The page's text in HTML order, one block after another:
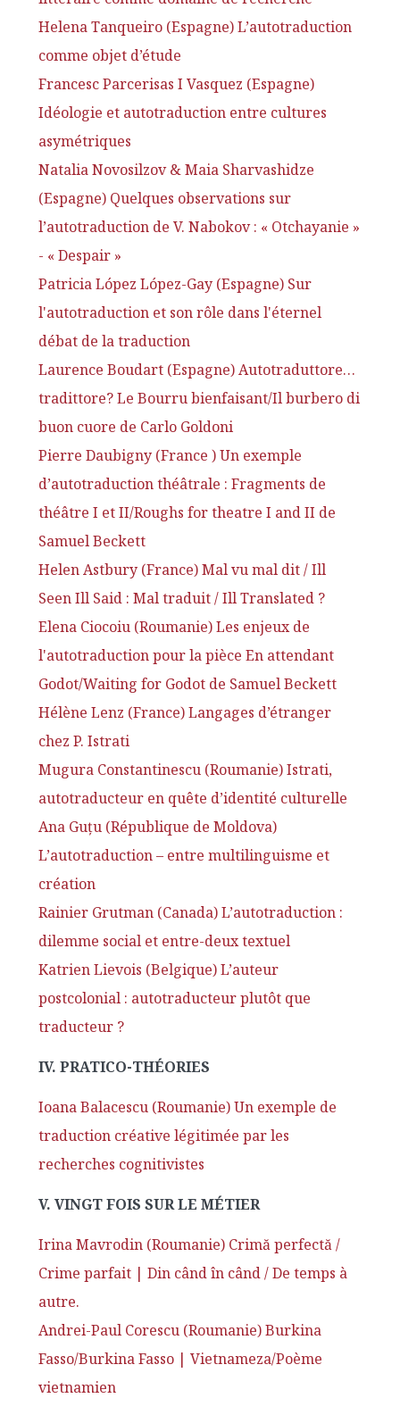
Helena Tanqueiro (Espagne) L’autotraduction
comme objet d’étude
Francesc Parcerisas I Vasquez (Espagne)
Idéologie et autotraduction entre cultures
asymétriques
Natalia Novosilzov & Maia Sharvashidze
(Espagne) Quelques observations sur
l’autotraduction de V. Nabokov : « Otchayanie »
- « Despair »
Patricia López López-Gay (Espagne) Sur
l'autotraduction et son rôle dans l'éternel
débat de la traduction
Laurence Boudart (Espagne) Autotraduttore…
tradittore? Le Bourru bienfaisant/Il burbero di
buon cuore de Carlo Goldoni
Pierre Daubigny (France ) Un exemple
d’autotraduction théâtrale : Fragments de
théâtre I et II/Roughs for theatre I and II de
Samuel Beckett
Helen Astbury (France) Mal vu mal dit / Ill
Seen Ill Said : Mal traduit / Ill Translated ?
Elena Ciocoiu (Roumanie) Les enjeux de
l'autotraduction pour la pièce En attendant
Godot/Waiting for Godot de Samuel Beckett
Hélène Lenz (France) Langages d’étranger
chez P. Istrati
Mugura Constantinescu (Roumanie) Istrati,
autotraducteur en quête d’identité culturelle
Ana Guțu (République de Moldova)
L’autotraduction – entre multilinguisme et
création
Rainier Grutman (Canada) L’autotraduction :
dilemme social et entre-deux textuel
Katrien Lievois (Belgique) L’auteur
postcolonial : autotraducteur plutôt que
traducteur ?
IV. PRATICO-THÉORIES
Ioana Balacescu (Roumanie) Un exemple de
traduction créative légitimée par les
recherches cognitivistes
V. VINGT FOIS SUR LE MÉTIER
Irina Mavrodin (Roumanie) Crimă perfectă /
Crime parfait | Din când în când / De temps à
autre.
Andrei-Paul Corescu (Roumanie) Burkina
Fasso/Burkina Fasso | Vietnameza/Poème
vietnamien